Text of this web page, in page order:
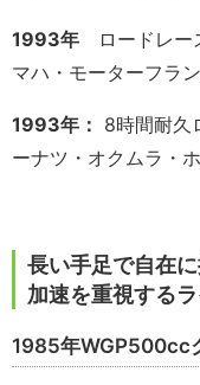
1993年
ロードレ
マハ・モーターフ
1993年： 8時間耐
ーナツ・オクムラ・
長い手足で自在
加速を重視する
1985年WGP500cc